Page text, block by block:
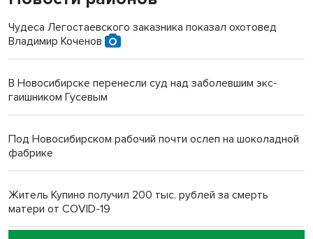
Чудеса Легостаевского заказника показал охотовед
Владимир Коченов
В Новосибирске перенесли суд над заболевшим экс-
гаишником Гусевым
Под Новосибирском рабочий почти ослеп на шоколадной
фабрике
Житель Купино получил 200 тыс. рублей за смерть
матери от COVID-19